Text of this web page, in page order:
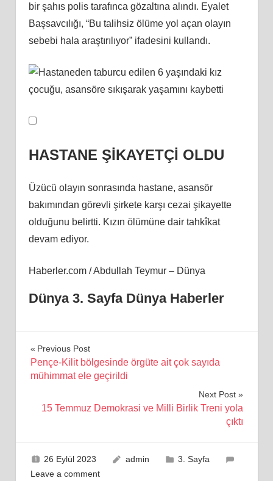
bir şahıs polis tarafınca gözaltına alındı. Eyalet
Başsavcılığı, “Bu talihsiz ölüme yol açan olayın
sebebi hala araştırılıyor” ifadesini kullandı.
HASTANE ŞİKAYETÇİ OLDU
Üzücü olayın sonrasında hastane, asansör
bakımından görevli şirkete karşı cezai şikayette
olduğunu belirtti. Kızın ölümüne dair tahkîkat
devam ediyor.
Haberler.com / Abdullah Teymur – Dünya
Dünya 3. Sayfa Dünya Haberler
Yazı
gezinmesi
Previous Post
Pençe-Kilit bölgesinde örgüte ait çok sayıda
mühimmat ele geçirildi
Next Post
15 Temmuz Demokrasi ve Milli Birlik Treni yola
çıktı
26 Eylül 2023 admin
3. Sayfa
Leave a comment